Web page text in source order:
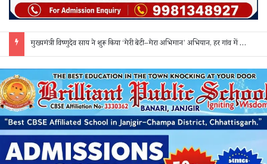
सक्ती: ₹90 लाख की ठगी का खुलासा, एक महिला समेत 3 आरोपी गिरफ्तार